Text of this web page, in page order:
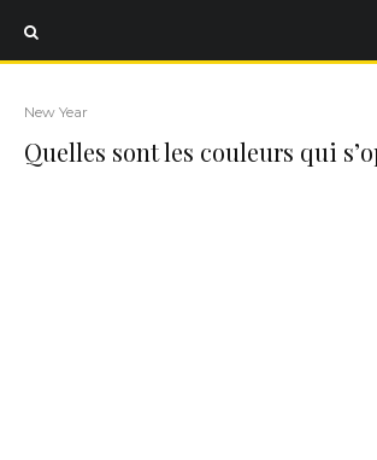
New Year
Quelles sont les couleurs qui